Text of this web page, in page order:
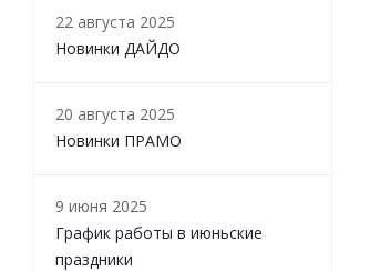
22 августа 2025
Новинки ДАЙДО
20 августа 2025
Новинки ПРАМО
9 июня 2025
График работы в июньские
праздники